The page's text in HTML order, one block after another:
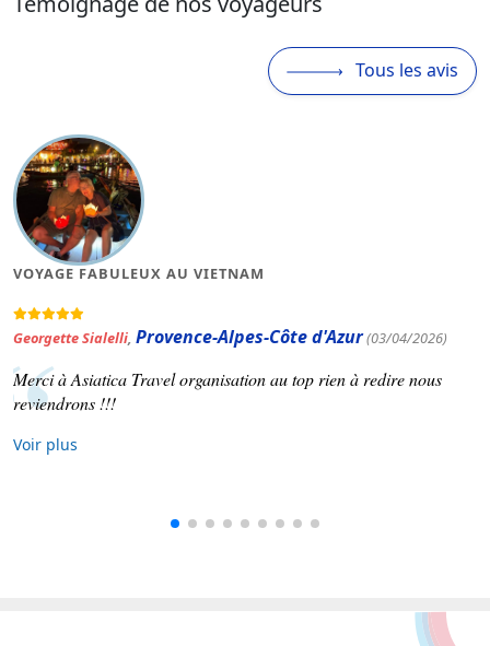
Tous les avis
MAGNIFIQUE VOYAGE AU VIETNAM
Patrick Varinard,Occitanie(19/03/2026)
Asiatica travel nous a concocté un voyage selon nos souhaits.